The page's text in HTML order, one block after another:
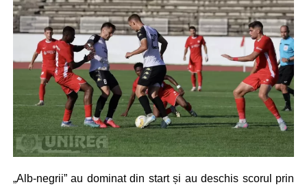
„Alb-negrii” au dominat din start și au deschis scorul prin